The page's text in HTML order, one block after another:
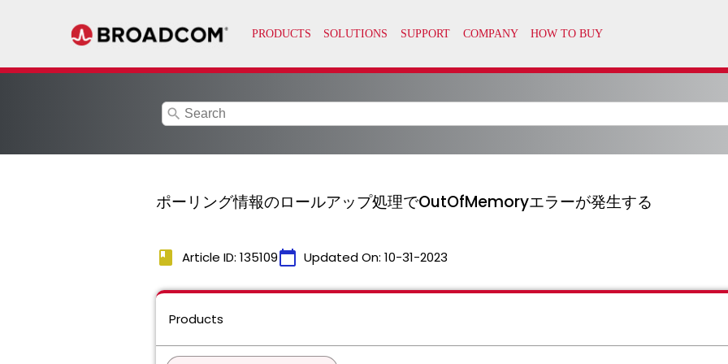
search
ポーリング情報のロールアップ処理でOutOfMemoryエラーが発生する
book Article ID: 135109calendar_today Updated On: 10-31-2023
Products